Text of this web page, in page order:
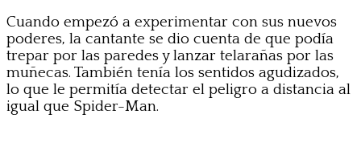
Cuando empezó a experimentar con sus nuevos
poderes, la cantante se dio cuenta de que podía
trepar por las paredes y lanzar telarañas por las
muñecas. También tenía los sentidos agudizados,
lo que le permitía detectar el peligro a distancia al
igual que Spider-Man.